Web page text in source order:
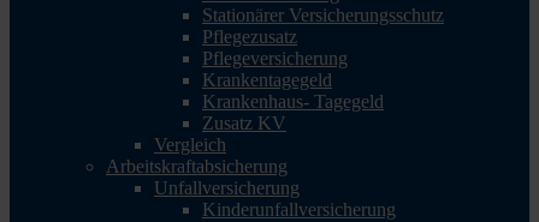
Stationärer Versicherungsschutz
Pflegezusatz
Pflegeversicherung
Krankentagegeld
Krankenhaus- Tagegeld
Zusatz KV
Vergleich
Arbeitskraftabsicherung
Unfallversicherung
Kinderunfallversicherung